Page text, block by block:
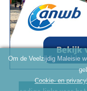
Om de Veelzijdig Maleisie
Cookie- en